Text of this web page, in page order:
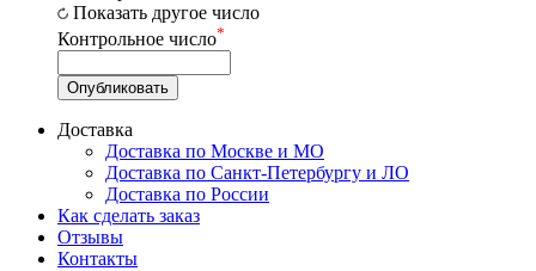
Показать другое число
Контрольное число*
Доставка
Доставка по Москве и МО
Доставка по Санкт-Петербургу и ЛО
Доставка по России
Как сделать заказ
Отзывы
Контакты